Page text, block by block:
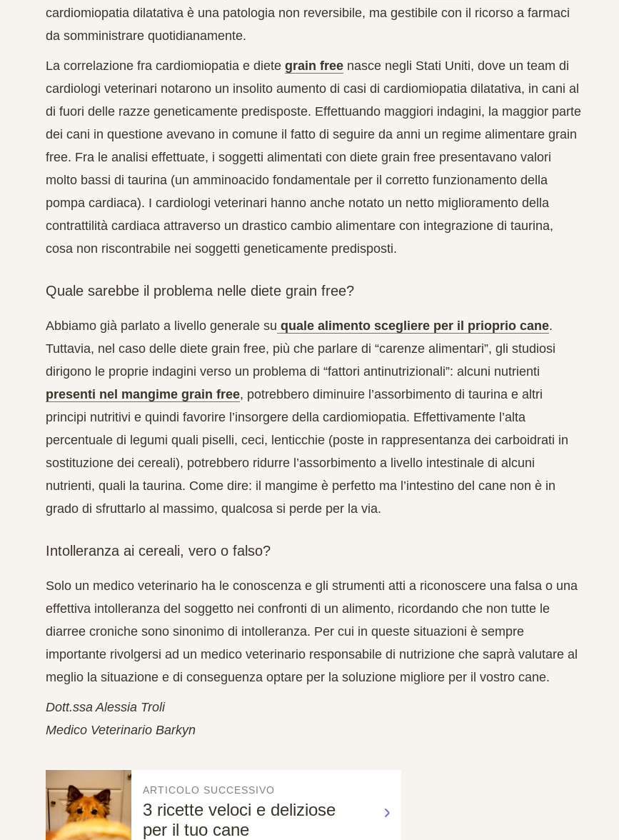
cardiomiopatia dilatativa è una patologia non reversibile, ma gestibile con il ricorso a farmaci
da somministrare quotidianamente.
La correlazione fra cardiomiopatia e diete grain free nasce negli Stati Uniti, dove un team di
cardiologi veterinari notarono un insolito aumento di casi di cardiomiopatia dilatativa, in cani al
di fuori delle razze geneticamente predisposte. Effettuando maggiori indagini, la maggior parte
dei cani in questione avevano in comune il fatto di seguire da anni un regime alimentare grain
free. Fra le analisi effettuate, i soggetti alimentati con diete grain free presentavano valori
molto bassi di taurina (un amminoacido fondamentale per il corretto funzionamento della
pompa cardiaca). I cardiologi veterinari hanno anche notato un netto miglioramento della
contrattilità cardiaca attraverso un drastico cambio alimentare con integrazione di taurina,
cosa non riscontrabile nei soggetti geneticamente predisposti.
Quale sarebbe il problema nelle diete grain free?
Abbiamo già parlato a livello generale su quale alimento scegliere per il prioprio cane.
Tuttavia, nel caso delle diete grain free, più che parlare di “carenze alimentari”, gli studiosi
dirigono le proprie indagini verso un problema di “fattori antinutrizionali”: alcuni nutrienti
presenti nel mangime grain free, potrebbero diminuire l’assorbimento di taurina e altri
principi nutritivi e quindi favorire l’insorgere della cardiomiopatia. Effettivamente l’alta
percentuale di legumi quali piselli, ceci, lenticchie (poste in rappresentanza dei carboidrati in
sostituzione dei cereali), potrebbero ridurre l’assorbimento a livello intestinale di alcuni
nutrienti, quali la taurina. Come dire: il mangime è perfetto ma l’intestino del cane non è in
grado di sfruttarlo al massimo, qualcosa si perde per la via.
Intolleranza ai cereali, vero o falso?
Solo un medico veterinario ha le conoscenza e gli strumenti atti a riconoscere una falsa o una
effettiva intolleranza del soggetto nei confronti di un alimento, ricordando che non tutte le
diarree croniche sono sinonimo di intolleranza. Per cui in queste situazioni è sempre
importante rivolgersi ad un medico veterinario responsabile di nutrizione che saprà valutare al
meglio la situazione e di conseguenza optare per la soluzione migliore per il vostro cane.
Dott.ssa Alessia Troli
Medico Veterinario Barkyn
ARTICOLO SUCCESSIVO
3 ricette veloci e deliziose
per il tuo cane